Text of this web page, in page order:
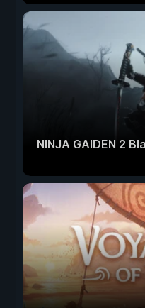
NINJA GAIDEN 2